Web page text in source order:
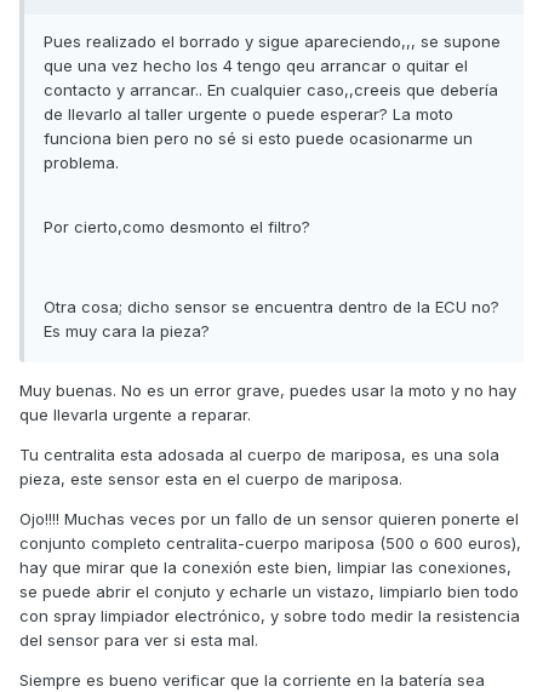
Pues realizado el borrado y sigue apareciendo,,, se supone
que una vez hecho los 4 tengo qeu arrancar o quitar el
contacto y arrancar.. En cualquier caso,,creeis que debería
de llevarlo al taller urgente o puede esperar? La moto
funciona bien pero no sé si esto puede ocasionarme un
problema.
Por cierto,como desmonto el filtro?
Otra cosa; dicho sensor se encuentra dentro de la ECU no?
Es muy cara la pieza?
Muy buenas. No es un error grave, puedes usar la moto y no hay
que llevarla urgente a reparar.
Tu centralita esta adosada al cuerpo de mariposa, es una sola
pieza, este sensor esta en el cuerpo de mariposa.
Ojo!!!! Muchas veces por un fallo de un sensor quieren ponerte el
conjunto completo centralita-cuerpo mariposa (500 o 600 euros),
hay que mirar que la conexión este bien, limpiar las conexiones,
se puede abrir el conjuto y echarle un vistazo, limpiarlo bien todo
con spray limpiador electrónico, y sobre todo medir la resistencia
del sensor para ver si esta mal.
Siempre es bueno verificar que la corriente en la batería sea